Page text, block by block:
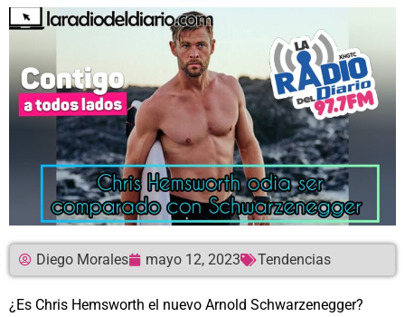
Diego Morales mayo 12, 2023 Tendencias
¿Es Chris Hemsworth el nuevo Arnold Schwarzenegger?